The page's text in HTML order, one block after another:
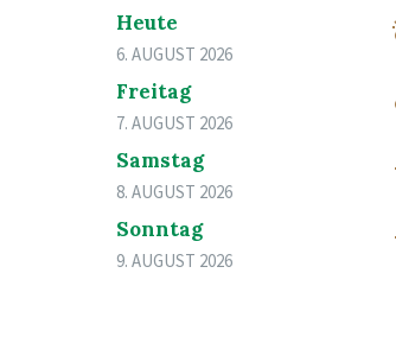
Heute
6. AUGUST 2026
Freitag
7. AUGUST 2026
Samstag
8. AUGUST 2026
Sonntag
9. AUGUST 2026